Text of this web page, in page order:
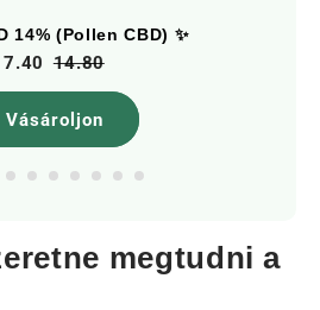
14% (Pollen CBD) ✨
14.80
7.40
Vásároljon
megtudni a